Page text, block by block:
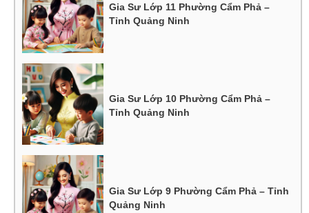
Gia Sư Lớp 11 Phường Cẩm Phả –
Tỉnh Quảng Ninh
Gia Sư Lớp 10 Phường Cẩm Phả –
Tỉnh Quảng Ninh
Gia Sư Lớp 9 Phường Cẩm Phả – Tỉnh
Quảng Ninh